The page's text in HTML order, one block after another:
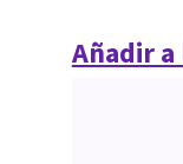
Añadir a